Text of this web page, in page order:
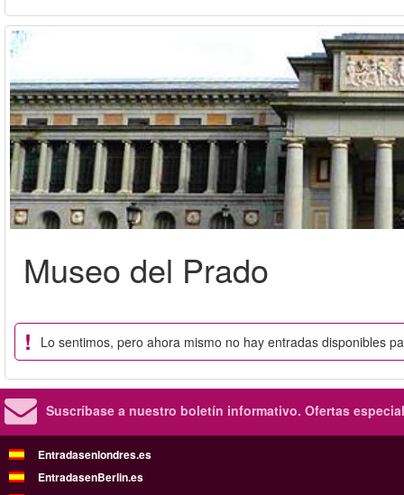
Museo del Prado
Lo sentimos, pero ahora mismo no hay entradas disponibles
Suscríbase a nuestro boletín informativo. Ofertas
Entradasenlondres.es
EntradasenBerlin.es